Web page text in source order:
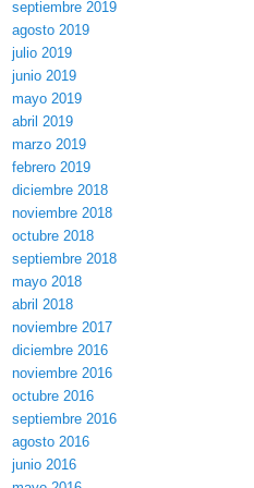
septiembre 2019
agosto 2019
julio 2019
junio 2019
mayo 2019
abril 2019
marzo 2019
febrero 2019
diciembre 2018
noviembre 2018
octubre 2018
septiembre 2018
mayo 2018
abril 2018
noviembre 2017
diciembre 2016
noviembre 2016
octubre 2016
septiembre 2016
agosto 2016
junio 2016